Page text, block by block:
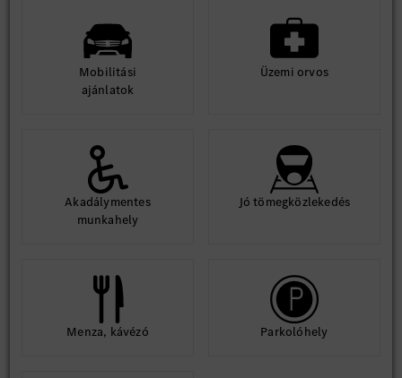
Mobilitási
ajánlatok
Üzemi orvos
Akadálymentes
munkahely
Jó tömegközlekedés
Menza, kávézó Parkolóhely